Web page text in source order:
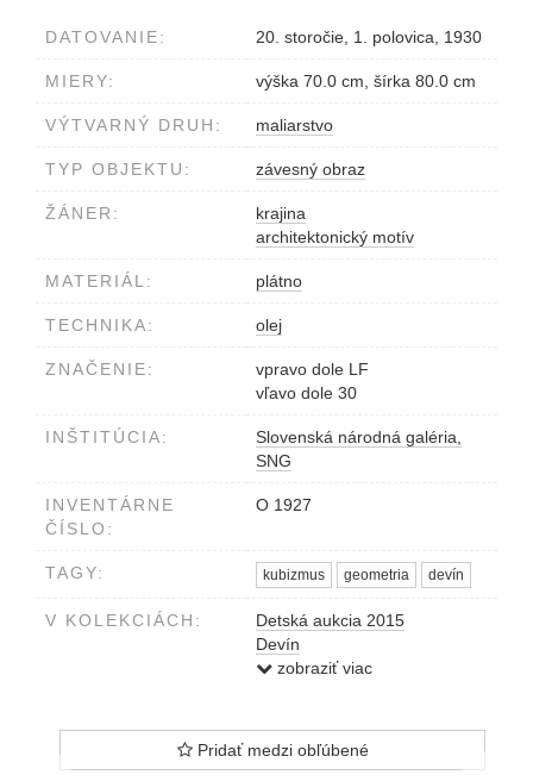
DATOVANIE: 20. storočie, 1. polovica, 1930
MIERY: výška 70.0 cm, šírka 80.0 cm
VÝTVARNÝ DRUH: maliarstvo
TYP OBJEKTU: závesný obraz
ŽÁNER:
krajina
architektonický motív
MATERIÁL: plátno
TECHNIKA: olej
ZNAČENIE:
vpravo dole LF
vľavo dole 30
INŠTITÚCIA:
Slovenská národná galéria,
SNG
INVENTÁRNE
ČÍSLO:
O 1927
TAGY: kubizmus geometria devín
V KOLEKCIÁCH:
Detská aukcia 2015
Devín
Filla – Fulla
zobraziť viac
Pridať medzi obľúbené